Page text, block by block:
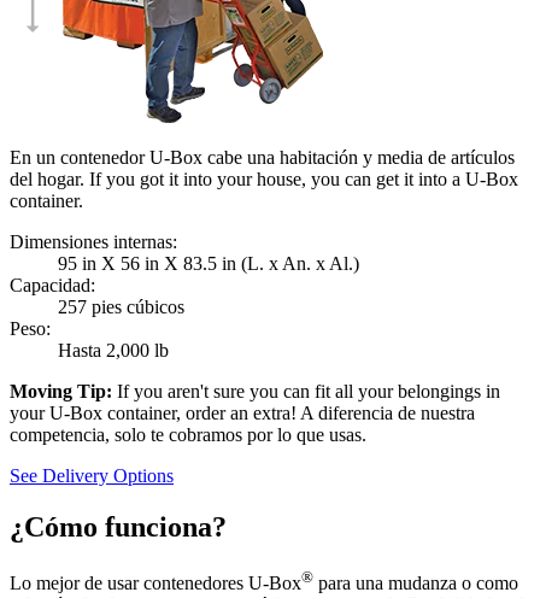
En un contenedor U-Box cabe una habitación y media de artículos
del hogar. If you got it into your house, you can get it into a U-Box
container.
Dimensiones internas:
95 in X 56 in X 83.5 in (L. x An. x Al.)
Capacidad:
257 pies cúbicos
Peso:
Hasta 2,000 lb
Moving Tip: If you aren't sure you can fit all your belongings in
yourU-Box container, order an extra! A diferencia de nuestra
competencia, solo te cobramos por lo que usas.
See Delivery Options
¿Cómo funciona?
Lo mejor de usar contenedores U-Box® para una mudanza o como